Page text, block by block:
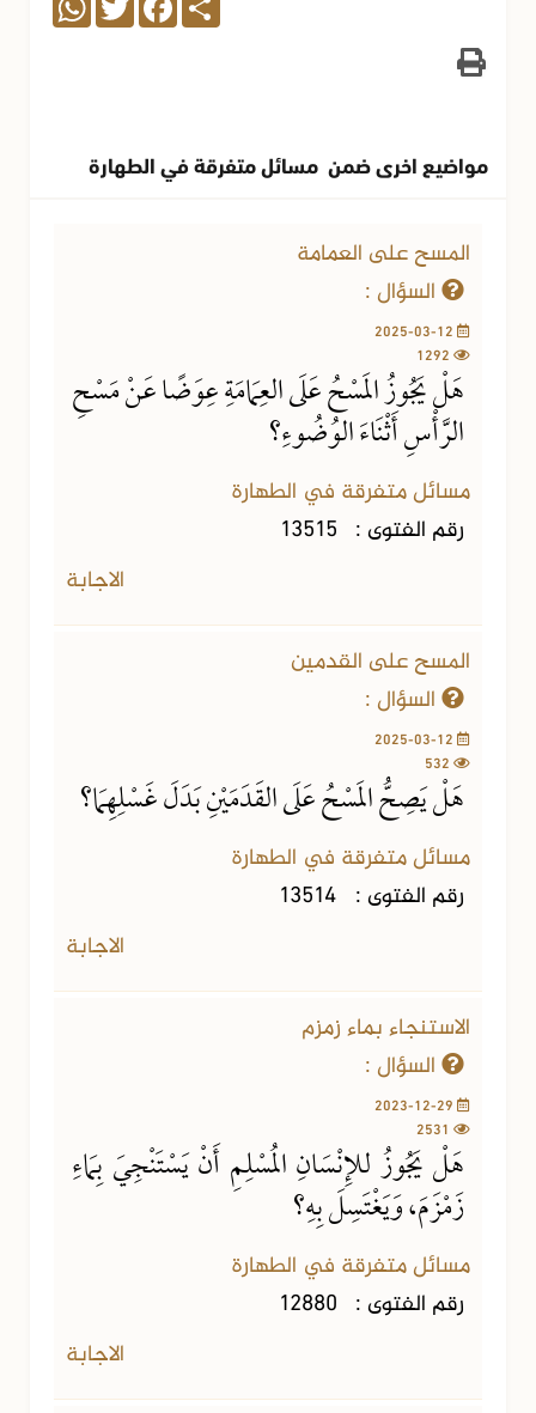
مواضيع اخرى ضمن مسائل متفرقة في الطهارة
المسح على العمامة
السؤال :
هَلْ يَجُوزُ المَسْحُ عَلَى العِمَامَةِ عِوَضًا عَنْ مَسْحِ
الرَّأْسِ أَثْنَاءَ الوُضُوءِ؟
مسائل متفرقة في الطهارة
رقم الفتوى : 13515
الاجابة
المسح على القدمين
السؤال :
هَلْ يَصِحُّ المَسْحُ عَلَى القَدَمَيْنِ بَدَلَ غَسْلِهِمَا؟
مسائل متفرقة في الطهارة
رقم الفتوى : 13514
الاجابة
الاستنجاء بماء زمزم
السؤال :
هَلْ يَجُوزُ للإِنْسَانِ المُسْلِمِ أَنْ يَسْتَنْجِيَ بِمَاءِ
زَمْزَمَ، وَيَغْتَسِلَ بِهِ؟
مسائل متفرقة في الطهارة
رقم الفتوى : 12880
الاجابة